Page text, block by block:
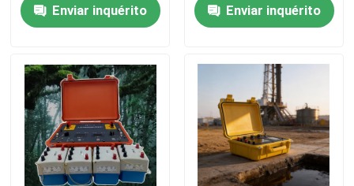
Produtos
Quem Somos
de poços de
perfuração
Enviar inquérito Enviar inquérito